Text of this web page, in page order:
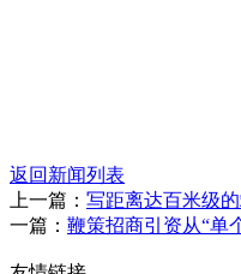
返回新闻列表
上一篇： 写距离达百米级
一篇： 鞭策招商引资从“单